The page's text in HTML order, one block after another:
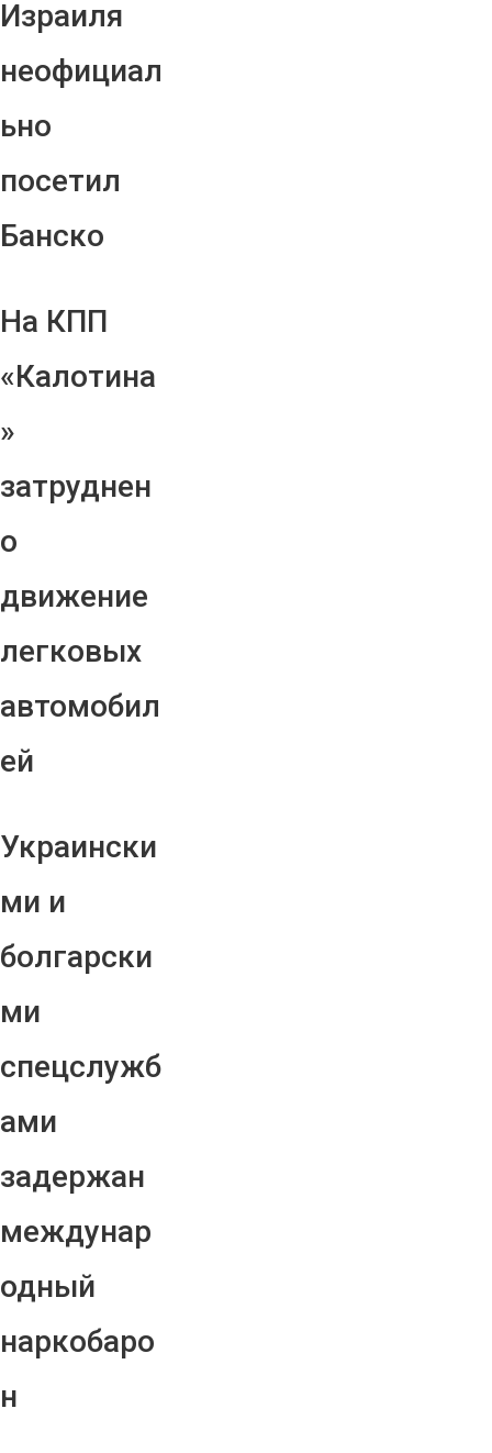
Израиля
неофициал
ьно
посетил
Банско
На КПП
«Калотина
»
затруднен
о
движение
легковых
автомобил
ей
Украински
ми и
болгарски
ми
спецслужб
ами
задержан
междунар
одный
наркобаро
н